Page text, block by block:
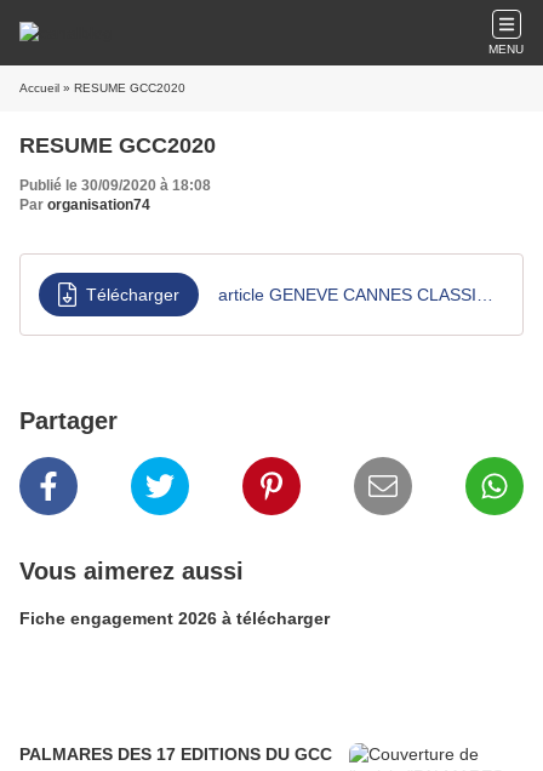
MENU
Accueil » RESUME GCC2020
RESUME GCC2020
Publié le 30/09/2020 à 18:08
Par organisation74
Télécharger
Partager
Vous aimerez aussi
Fiche engagement 2026 à télécharger
PALMARES DES 17 EDITIONS DU GCC